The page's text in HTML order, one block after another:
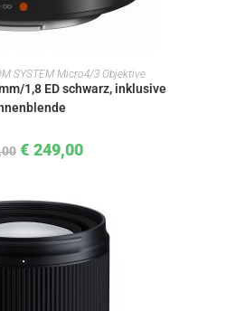
WARENKORB
SYSTEM Micro4/3 Objektive
1,8 ED schwarz, inklusive
€ 249,00